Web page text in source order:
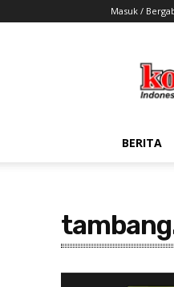
Masuk /
BERITA